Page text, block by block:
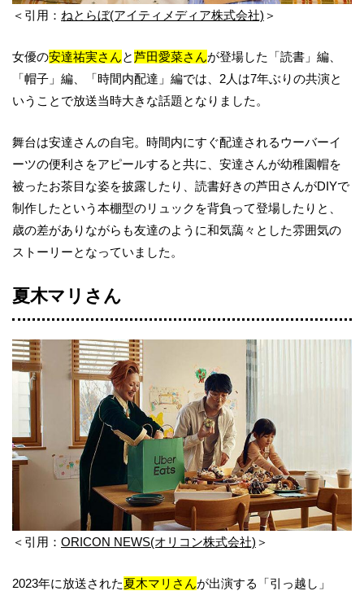
＜引用： ねとらぼ(アイティメディア株式会社) ＞
女優の安達祐実さんと芦田愛菜さんが登場した「読書」編、
「帽子」編、「時間内配達」編では、2人は7年ぶりの共演と
いうことで放送当時大きな話題となりました。
舞台は安達さんの自宅。時間内にすぐ配達されるウーバーイ
ーツの便利さをアピールすると共に、安達さんが幼稚園帽を
被ったお茶目な姿を披露したり、読書好きの芦田さんがDIYで
制作したという本棚型のリュックを背負って登場したりと、
歳の差がありながらも友達のように和気藹々とした雰囲気の
ストーリーとなっていました。
夏木マリさん
＜引用： ORICON NEWS(オリコン株式会社) ＞
2023年に放送された夏木マリさんが出演する「引っ越し」